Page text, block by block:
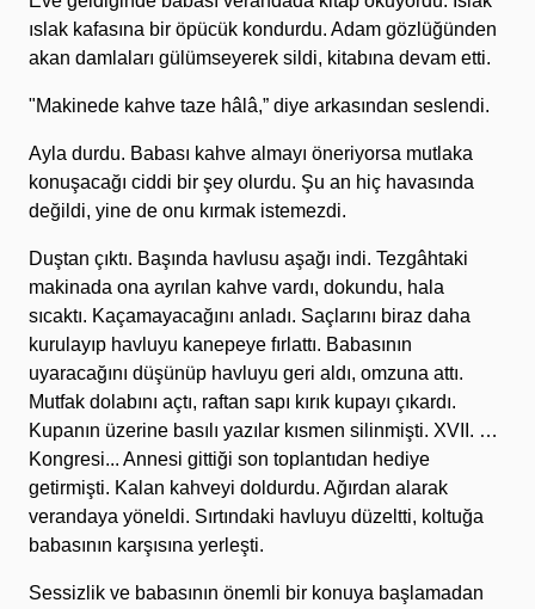
ıslak kafasına bir öpücük kondurdu. Adam gözlüğünden
akan damlaları gülümseyerek sildi, kitabına devam etti.
"Makinede kahve taze hâlâ,” diye arkasından seslendi.
Ayla durdu. Babası kahve almayı öneriyorsa mutlaka
konuşacağı ciddi bir şey olurdu. Şu an hiç havasında
değildi, yine de onu kırmak istemezdi.
Duştan çıktı. Başında havlusu aşağı indi. Tezgâhtaki
makinada ona ayrılan kahve vardı, dokundu, hala
sıcaktı. Kaçamayacağını anladı. Saçlarını biraz daha
kurulayıp havluyu kanepeye fırlattı. Babasının
uyaracağını düşünüp havluyu geri aldı, omzuna attı.
Mutfak dolabını açtı, raftan sapı kırık kupayı çıkardı.
Kupanın üzerine basılı yazılar kısmen silinmişti. XVII. …
Kongresi... Annesi gittiği son toplantıdan hediye
getirmişti. Kalan kahveyi doldurdu. Ağırdan alarak
verandaya yöneldi. Sırtındaki havluyu düzeltti, koltuğa
babasının karşısına yerleşti.
Sessizlik ve babasının önemli bir konuya başlamadan